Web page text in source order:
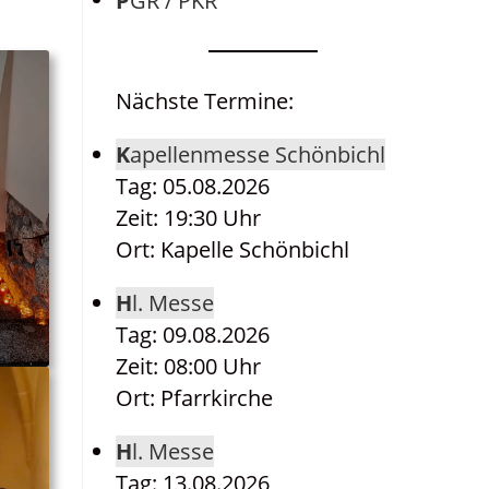
Nächste Termine:
Kapellenmesse Schönbichl
Tag: 05.08.2026
Zeit: 19:30 Uhr
Ort: Kapelle Schönbichl
Hl. Messe
Tag: 09.08.2026
Zeit: 08:00 Uhr
Ort: Pfarrkirche
Hl. Messe
Tag: 13.08.2026